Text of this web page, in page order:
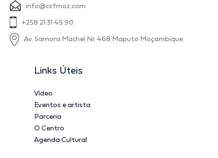
info@ccfmoz.com
+258 21 31 45 90
Av. Samora Machel Nr. 468 Maputo Moçambique
Links Úteis
Vídeo
Eventos e artista
Parceria
O Centro
Agenda Cultural